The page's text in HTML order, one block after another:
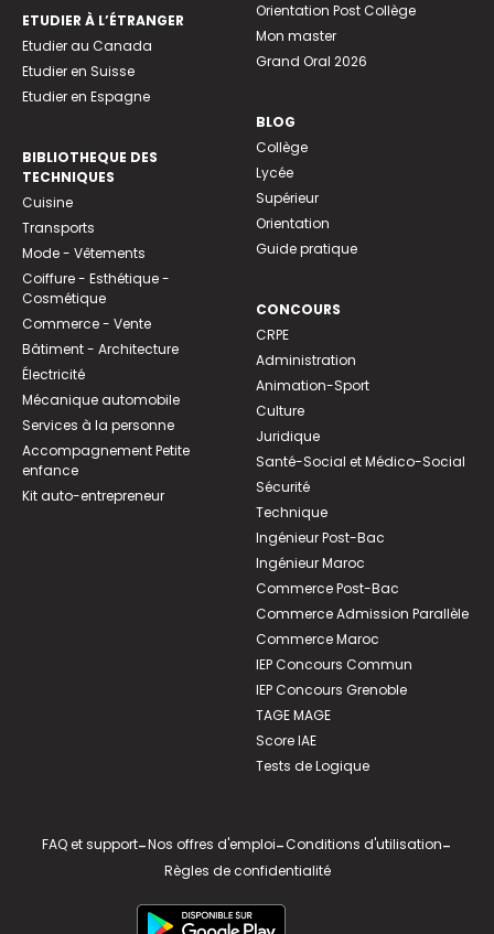
ETUDIER À L’ÉTRANGER
Etudier au Canada
Etudier en Suisse
Etudier en Espagne
BIBLIOTHEQUE DES
TECHNIQUES
Cuisine
Transports
Mode - Vêtements
Coiffure - Esthétique -
Cosmétique
Commerce - Vente
Bâtiment - Architecture
Électricité
Mécanique automobile
Services à la personne
Accompagnement Petite
enfance
Kit auto-entrepreneur
Orientation Post Collège
Mon master
Grand Oral 2026
BLOG
Collège
Lycée
Supérieur
Orientation
Guide pratique
CONCOURS
CRPE
Administration
Animation-Sport
Culture
Juridique
Santé-Social et Médico-Social
Sécurité
Technique
Ingénieur Post-Bac
Ingénieur Maroc
Commerce Post-Bac
Commerce Admission Parallèle
Commerce Maroc
IEP Concours Commun
IEP Concours Grenoble
TAGE MAGE
Score IAE
Tests de Logique
FAQ et support-Nos offres d'emploi-Conditions d'utilisation-
Règles de confidentialité